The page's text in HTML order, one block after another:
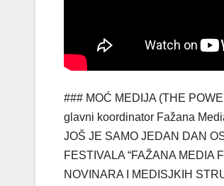
### MOĆ MEDIJA (THE
glavni koordinator Fažana
JOŠ JE SAMO JEDAN DAN
FESTIVALA “FAŽANA MEDIA
NOVINARA I MEDISJKIH